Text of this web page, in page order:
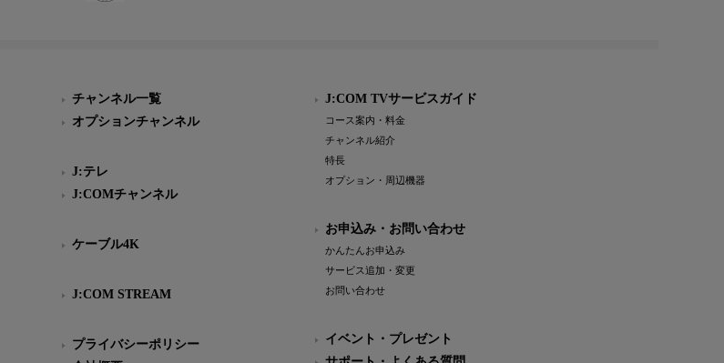
チャンネル一覧
オプションチャンネル
J:テレ
J:COMチャンネル
ケーブル4K
J:COM STREAM
プライバシーポリシー
J:COM TVサービスガイド
コース案内・料金
チャンネル紹介
特長
オプション・周辺機器
お申込み・お問い合わせ
かんたんお申込み
サービス追加・変更
お問い合わせ
イベント・プレゼント